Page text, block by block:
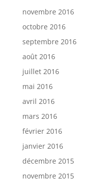
novembre 2016
octobre 2016
septembre 2016
août 2016
juillet 2016
mai 2016
avril 2016
mars 2016
février 2016
janvier 2016
décembre 2015
novembre 2015